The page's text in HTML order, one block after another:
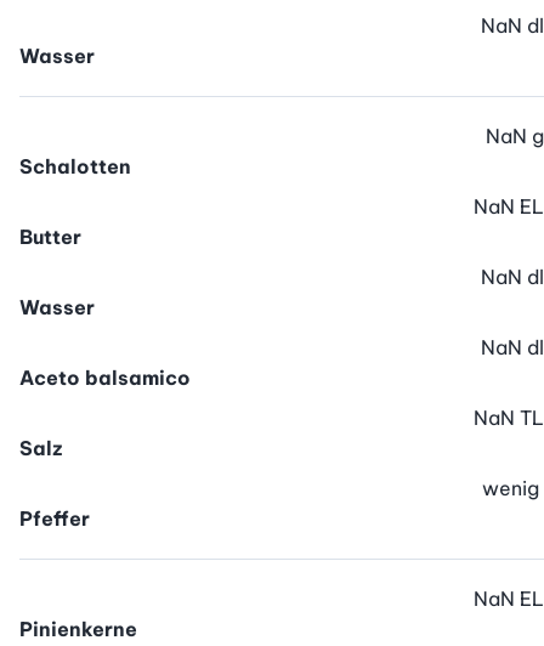
Wasser
NaN dl
Schalotten
NaN g
Butter
NaN EL
Wasser
NaN dl
Aceto balsamico
NaN dl
Salz
NaN TL
Pfeffer
wenig
Pinienkerne
NaN EL